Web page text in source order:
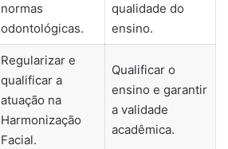
normas
odontológicas.
qualidade do
ensino.
Regularizar e
qualificar a
atuação na
Harmonização
Facial.
Qualificar o
ensino e garantir
a validade
acadêmica.